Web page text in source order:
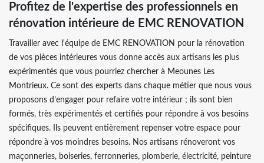
Profitez de l'expertise des professionnels en
rénovation intérieure de EMC RENOVATION
Travailler avec l'équipe de EMC RENOVATION pour la rénovation
de vos pièces intérieures vous donne accès aux artisans les plus
expérimentés que vous pourriez chercher à Meounes Les
Montrieux. Ce sont des experts dans chaque métier que nous vous
proposons d’engager pour refaire votre intérieur ; ils sont bien
formés, très expérimentés et certifiés pour répondre à vos besoins
spécifiques. Ils peuvent entièrement repenser votre espace pour
répondre à vos moindres besoins. Nos artisans rénoveront vos
maçonneries, boiseries, ferronneries, plomberie, électricité, peinture